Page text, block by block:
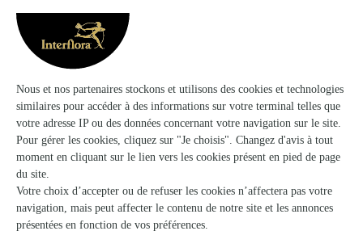
Vous aimerez aussi
Encore plus d'idées pour faire plaisir